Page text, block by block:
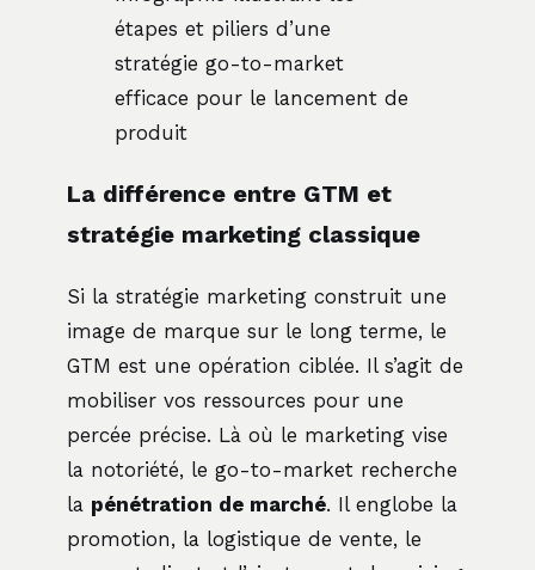
étapes et piliers d’une
stratégie go-to-market
efficace pour le lancement de
produit
La différence entre GTM et
stratégie marketing classique
Si la stratégie marketing construit une
image de marque sur le long terme, le
GTM est une opération ciblée. Il s’agit de
mobiliser vos ressources pour une
percée précise. Là où le marketing vise
la notoriété, le go-to-market recherche
la pénétration de marché. Il englobe la
promotion, la logistique de vente, le